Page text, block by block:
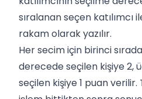
sıralanan seçen katılımcı
rakam olarak yazılır.
Her secim için birinci
derecede seçilen kişiye 2,
seçilen kişiye 1 puan verilir.